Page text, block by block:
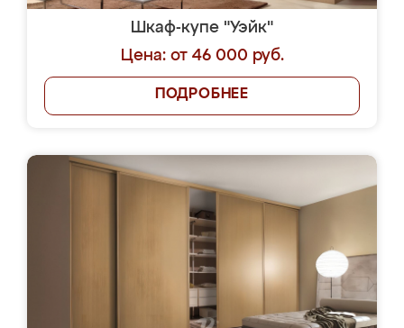
Шкаф-купе "Уэйк"
Цена: от 46 000 руб.
ПОДРОБНЕЕ